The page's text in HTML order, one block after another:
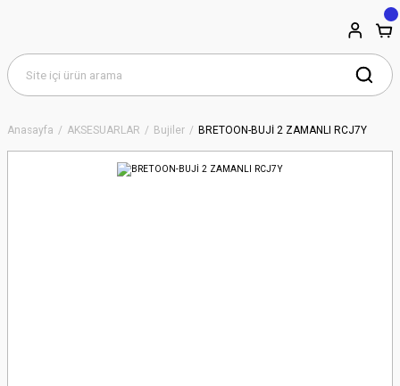
Anasayfa AKSESUARLAR Bujiler BRETOON-BUJİ 2 ZAMANLI RCJ7Y